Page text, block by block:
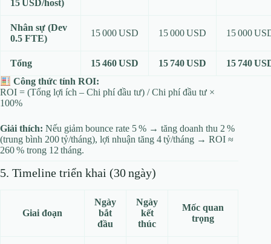
15 USD/host)
Nhân sự (Dev
0.5 FTE)
15 000 USD 15 000 USD 15 000
Tổng 15 460 USD 15 740 USD
15 740
Công thức tính ROI:
ROI = (Tổng lợi ích – Chi phí đầu tư) / Chi phí đầu tư ×
100%
Giải thích: Nếu giảm bounce rate 5 % → tăng doanh thu 2 %
(trung bình 200 tỷ/tháng), lợi nhuận tăng 4 tỷ/tháng → ROI ≈
260 % trong 12 tháng.
5. Timeline triển khai (30 ngày)
Giai đoạn
Ngày
bắt
đầu
Ngày
kết
thúc
Mốc quan
trọng